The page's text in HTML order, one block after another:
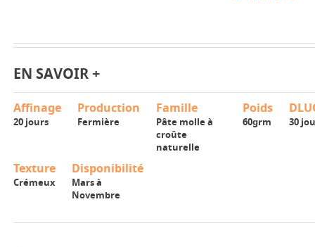
EN SAVOIR +
Affinage
20 jours
Production
Fermière
Famille
Pâte molle à
croûte
naturelle
Poids
60grm 30
Texture
Crémeux
Disponibilité
Mars à
Novembre